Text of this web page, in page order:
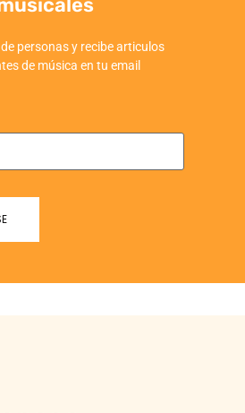
personas y recibe articulos
de música en tu email